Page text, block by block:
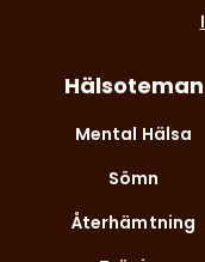
Hälsoteman
Mental Hälsa
Sömn
Återhämtning